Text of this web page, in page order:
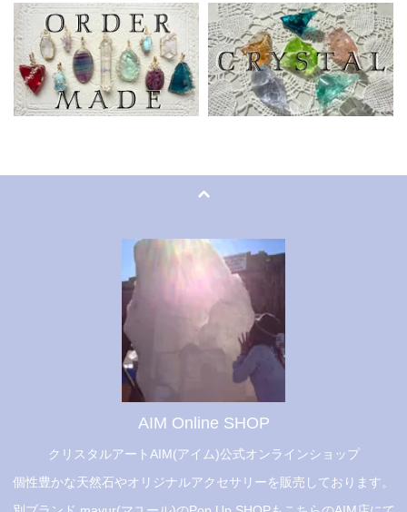
AIM Online SHOP
クリスタルアートAIM(アイム)公式オンラインショップ
個性豊かな天然石やオリジナルアクセサリーを販売しております。